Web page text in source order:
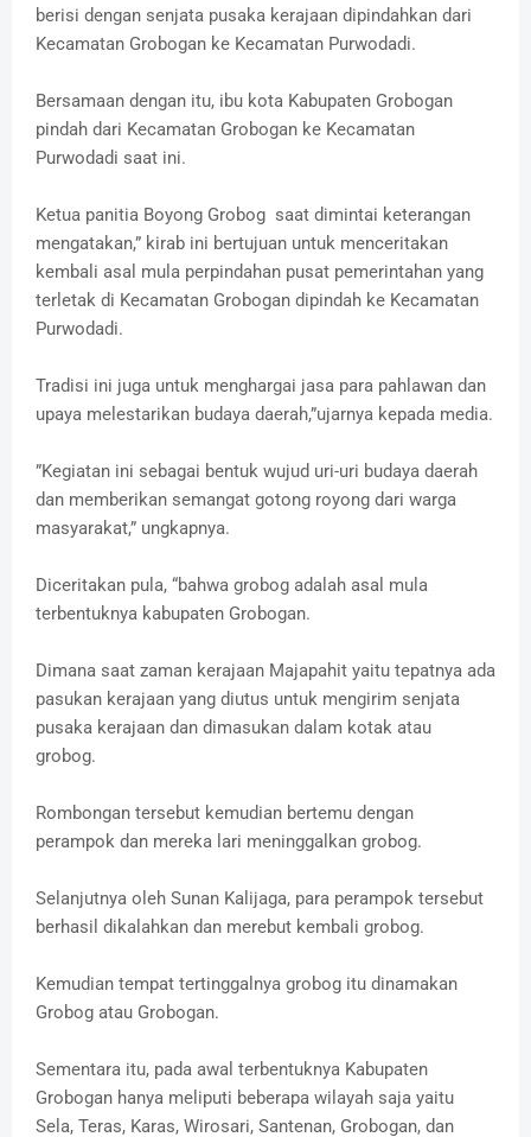
berisi dengan senjata pusaka kerajaan dipindahkan dari
Kecamatan Grobogan ke Kecamatan Purwodadi.
Bersamaan dengan itu, ibu kota Kabupaten Grobogan
pindah dari Kecamatan Grobogan ke Kecamatan
Purwodadi saat ini.
Ketua panitia Boyong Grobog saat dimintai keterangan
mengatakan,” kirab ini bertujuan untuk menceritakan
kembali asal mula perpindahan pusat pemerintahan yang
terletak di Kecamatan Grobogan dipindah ke Kecamatan
Purwodadi.
Tradisi ini juga untuk menghargai jasa para pahlawan dan
upaya melestarikan budaya daerah,”ujarnya kepada media.
”Kegiatan ini sebagai bentuk wujud uri-uri budaya daerah
dan memberikan semangat gotong royong dari warga
masyarakat,” ungkapnya.
Diceritakan pula, “bahwa grobog adalah asal mula
terbentuknya kabupaten Grobogan.
Dimana saat zaman kerajaan Majapahit yaitu tepatnya ada
pasukan kerajaan yang diutus untuk mengirim senjata
pusaka kerajaan dan dimasukan dalam kotak atau
grobog.
Rombongan tersebut kemudian bertemu dengan
perampok dan mereka lari meninggalkan grobog.
Selanjutnya oleh Sunan Kalijaga, para perampok tersebut
berhasil dikalahkan dan merebut kembali grobog.
Kemudian tempat tertinggalnya grobog itu dinamakan
Grobog atau Grobogan.
Sementara itu, pada awal terbentuknya Kabupaten
Grobogan hanya meliputi beberapa wilayah saja yaitu
Sela, Teras, Karas, Wirosari, Santenan, Grobogan, dan